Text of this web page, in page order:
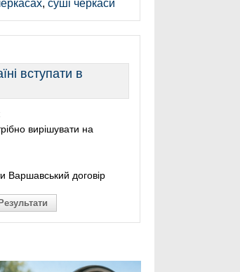
, суші черкаси
вступати в
вирішувати на
Варшавський договір